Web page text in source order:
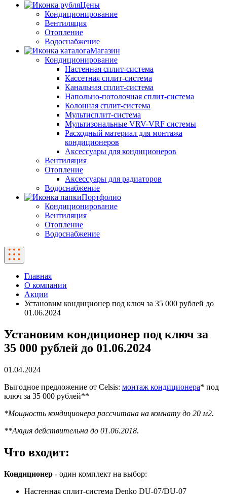
Цены
Кондиционирование
Вентиляция
Отопление
Водоснабжение
Магазин
Кондиционирование
Настенная сплит-система
Кассетная сплит-система
Канальная сплит-система
Напольно-потолочная сплит-система
Колонная сплит-система
Мультисплит-система
Мультизональные VRV-VRF системы
Расходный материал для монтажа
кондиционеров
Аксессуары для кондиционеров
Вентиляция
Отопление
Аксессуары для радиаторов
Водоснабжение
Портфолио
Кондиционирование
Вентиляция
Отопление
Водоснабжение
Главная
О компании
Акции
Установим кондиционер под ключ за 35 000 рублей до
01.06.2024
Установим кондиционер под ключ за
35 000 рублей до 01.06.2024
01.04.2024
Выгодное предложение от Celsis: монтаж кондиционера* под
ключ за 35 000 рублей**
*Мощность кондиционера рассчитана на комнату до 20 м2.
**Акция действительна до 01.06.2018.
Что входит:
Кондиционер - один комплект на выбор:
Настенная сплит-система Denko DU-07/DU-07